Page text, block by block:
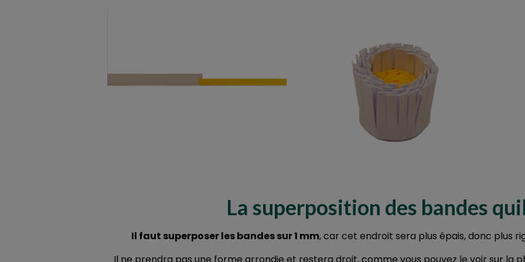
La superposition des bandes
Il faut superposer les bandes sur 1 mm, car cet endroit sera plus épais, donc plus
Il ne prendra pas une forme arrondie et restera droit, comme vous pouvez le voir sur la